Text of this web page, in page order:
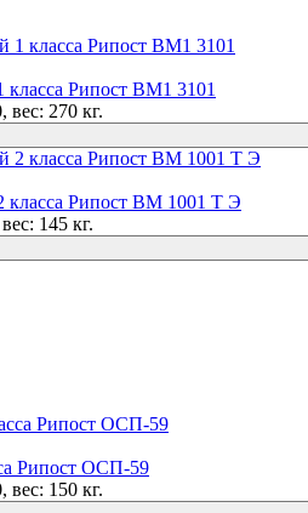
Рипост BM1 3101
270 кг.
класса Рипост ВМ 1001 Т Э
145 кг.
Рипост ОСП-59
150 кг.